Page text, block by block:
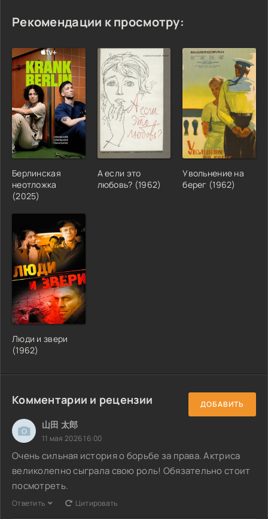
Рекомендации к просмотру:
Берлинская
неотложка
(2025)
А если это
любовь? (1962)
Увольнение на
берег (1962)
Люди и звери
(1962)
Комментарии и рецензии ДОБАВИТЬ
山田 太郎
11 мая 2026 16:00
Очень сильная история о борьбе за права. Актриса
великолепно сыграла свою роль! Обязательно стоит
посмотреть.
Ответить Цитировать